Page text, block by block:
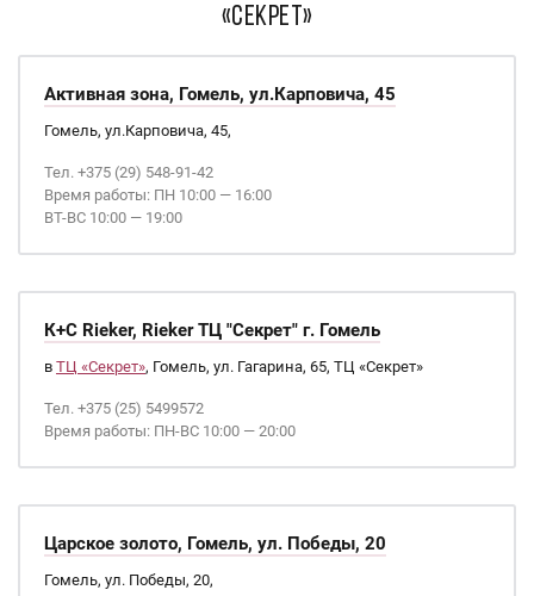
«Секрет»
Активная зона, Гомель, ул.Карповича, 45
Гомель, ул.Карповича, 45,
Тел. +375 (29) 548-91-42
Время работы: ПН 10:00 — 16:00
ВТ-ВС 10:00 — 19:00
К+С Rieker, Rieker ТЦ "Секрет" г. Гомель
в ТЦ «Секрет», Гомель, ул. Гагарина, 65, ТЦ «Секрет»
Тел. +375 (25) 5499572
Время работы: ПН-ВС 10:00 — 20:00
Царское золото, Гомель, ул. Победы, 20
Гомель, ул. Победы, 20,